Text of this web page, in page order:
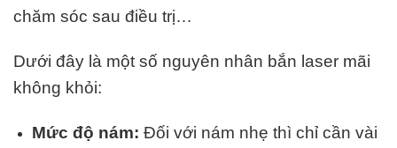
chăm sóc sau điều trị…
Dưới đây là một số nguyên nhân bắn laser mãi
không khỏi:
Mức độ nám: Đối với nám nhẹ thì chỉ cần vài